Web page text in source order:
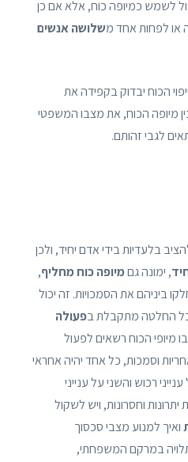
לשמש כמיופה כוח, אלא אם כן
לפחות אחד משלושה אנשים
הכוח יבדוק בקפידה את
מיופה הכוח, את מצבו המשפטי
לגבי זהותם.
בלעדיות בידי אדם יחיד, ולכן
, ימונה גםמיופה כוח מחליף,
ביניהם את הסמכויות. זה יכול
כל החלטה מתקבלת בפעולה
מיופי הכוח רשאים לפעול
וסמכות, כל אחד יהיה אחראי
רכוש והשני על ענייני
וחסרונות, ויש לשקול
ואיך למנוע מצבי סכסוך
במרקם המשפחתי,